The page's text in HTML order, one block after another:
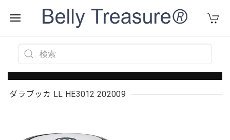
ダラブッカ LL HE3012 202009